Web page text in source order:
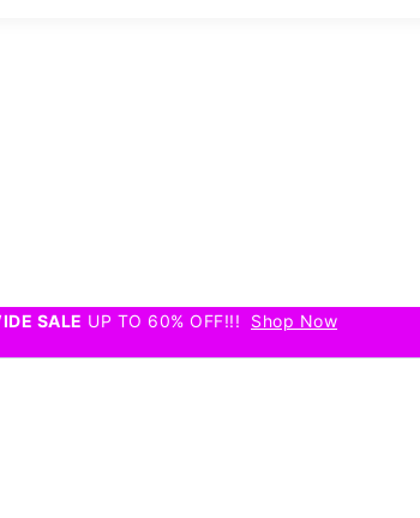
SALE UP TO 60% OFF!!! Shop Now